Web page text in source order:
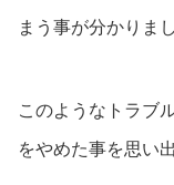
まう事が分かりまし
このようなトラブ
をやめた事を思い